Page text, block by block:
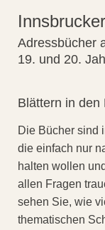
Adressbücher
19. und 20.
Blättern in den
Die Bücher sind
die einfach nur
halten wollen
allen Fragen
sehen Sie, wie
thematischen